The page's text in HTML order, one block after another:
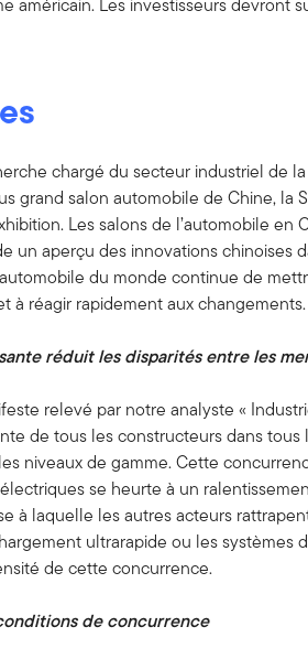
chargé du secteur industriel de
grand salon automobile de Chine, la
Les salons de l’automobile en
un aperçu des innovations chinoises
du monde continue de
à réagir rapidement aux changements.
réduit les disparités entre les
relevé par notre analyste «
de tous les constructeurs dans tous
niveaux de gamme. Cette
se heurte à un
à laquelle les autres acteurs
ultrarapide ou les systèmes
de cette concurrence.
de concurrence